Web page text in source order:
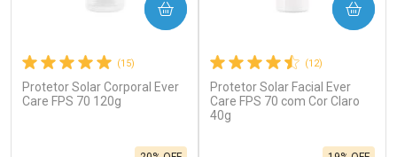
(15)
Protetor Solar Corporal Ever
Care FPS 70 120g
COMPRAR
(12)
Protetor Solar Facial Ever
Care FPS 70 com Cor Claro
40g
COMPRAR